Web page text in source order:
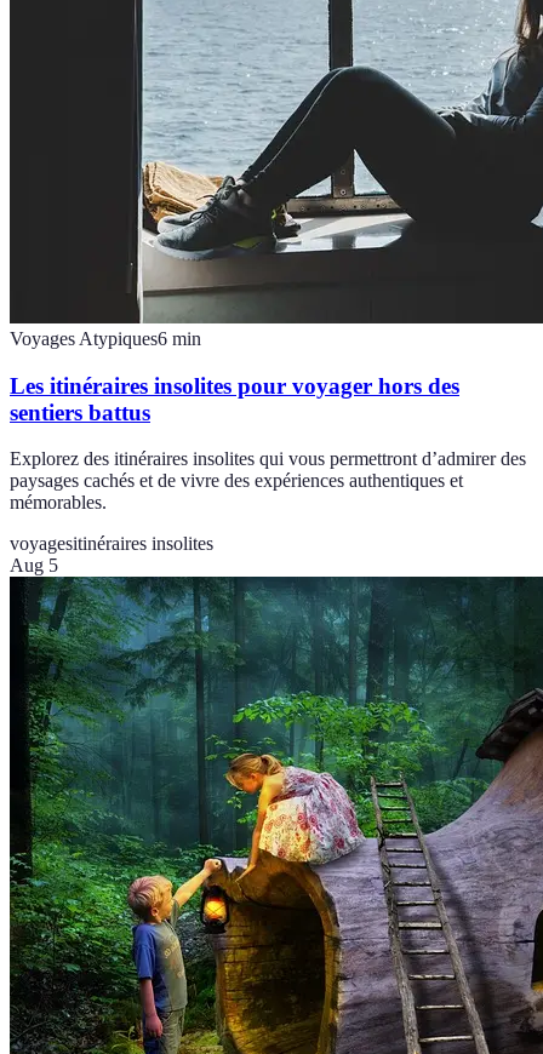
Voyages Atypiques6 min
Les itinéraires insolites pour voyager hors des
sentiers battus
Explorez des itinéraires insolites qui vous permettront d’admirer des
paysages cachés et de vivre des expériences authentiques et
mémorables.
voyagesitinéraires insolites
Aug 5